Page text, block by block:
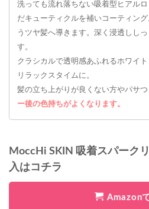
洗っても流れ落ちない吸着型ヒアル
だキューティクルを補いコーティン
うツヤ髪へ導きます。深く浸透しし
す。
クラシカルで透明感あふれるホワイ
リラックスタイムに。
髪の立ち上がりが良くない方やパサつ
ー後の色持ちがよくなります。
MoccHi SKIN 吸着スパーク
入はコチラ
Amazon